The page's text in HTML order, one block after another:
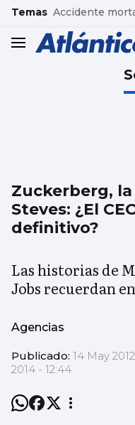
common.go-to-content
Temas Accidente
header.menu.open
Zuckerberg,
Steves: ¿El
definitivo?
Las historias de
Jobs recuerdan
Agencias
Publicado: 14 May
2014 - 12:44